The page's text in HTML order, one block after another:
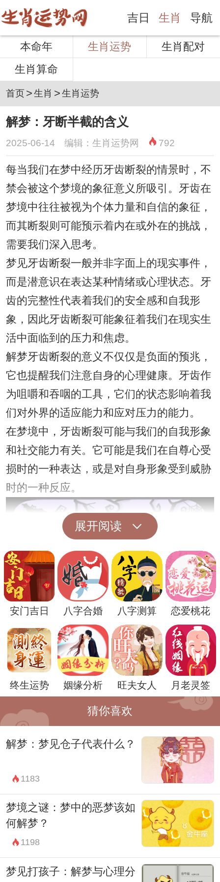
吉日 生肖 导航
本命年 生肖运势
生肖配对
生肖算命
首页>生肖 >生肖运势
解梦：牙断半截的含义
2025-06-14 编辑：生肖运势网 792
每当我们在梦中经历牙齿断裂的情景时，不
禁会被这个梦境的象征意义所吸引。牙齿在
梦境中往往被视为个体力量和自信的象征，
而其断裂则可能预示着内在或外在的挑战，
需要我们深入思考。
梦见牙齿断裂一般并非字面上的现实事件，
而是潜意识在表达某种情绪或心理状态。牙
齿的完整性代表着我们的安全感和自我形
象，因此牙齿断裂可能象征着我们在现实生
活中面临到的压力和焦虑。
解梦牙齿断裂的意义不仅仅是负面的预兆，
它也提醒我们注意自身的心理健康。牙齿作
为咀嚼和吞咽的工具，它们的状态影响着我
们对外界的适应能力和应对压力的能力。
在梦境中，牙齿断裂可能与我们的自我形象
和社交能力有关。它可能是我们在自尊心受
损时的一种表达，或是对自身形象受到威胁
时的一种反应。
此外，梦见牙齿断裂还可能与我们的决策和
自信心有关。牙齿的断裂可能暗示我们在现
实生活中感到力不从心，或者是对某些决定
感到不安或后悔。
不同情境下的牙齿断裂梦境可能有不同的解
读。比如，梦见自己的牙齿断裂而感到恐惧
和无助，可能代表着我们在面对现实生活中
的困境时感到无力应对，需要寻求支持和帮
助。
而梦见别人的牙齿断裂，则可能暗示着我们
对他人状况的担忧或者是我们对他人能力的
质疑。这种梦境可能反映了我们在人际关系
中的紧张感和不信任感。
展开阅读
安门吉日 八字合婚 八字测算 恋爱桃花
终生运势 姻缘分析 旺夫女人 月老灵签
猜你喜欢
解梦：梦见仓子代表什么？
1183
梦境之谜：梦中的恶梦该如
何解梦？
1198
梦见打孩子：解梦与心理分